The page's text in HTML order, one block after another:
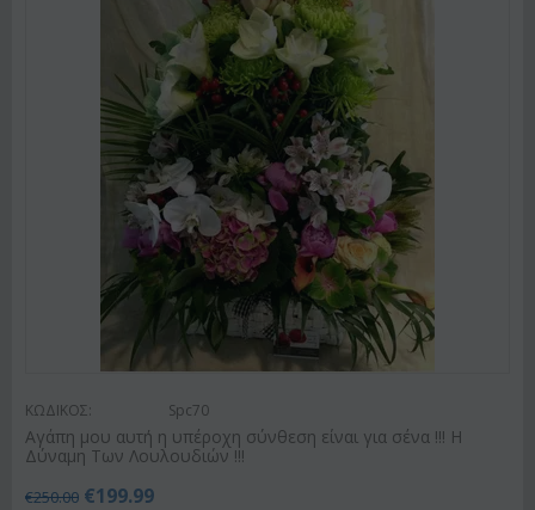
ΚΩΔΙΚΟΣ: Spc70
Αγάπη μου αυτή η υπέροχη σύνθεση είναι για σένα !!! Η
Δύναμη Των Λουλουδιών !!!
€250.00 €199.99